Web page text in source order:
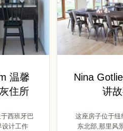
温馨
住所
西班牙巴
设计工作
Nina
讲
这座房子位于纽
东北部,那里风